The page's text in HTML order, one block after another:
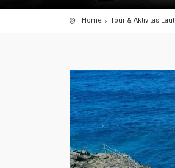
Home Tour & Aktivitas Laut